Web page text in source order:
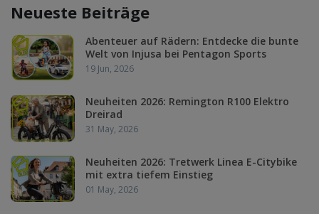
Neueste Beiträge
Abenteuer auf Rädern: Entdecke die bunte
Welt von Injusa bei Pentagon Sports
19 Jun, 2026
Neuheiten 2026: Remington R100 Elektro
Dreirad
31 May, 2026
Neuheiten 2026: Tretwerk Linea E-Citybike
mit extra tiefem Einstieg
01 May, 2026